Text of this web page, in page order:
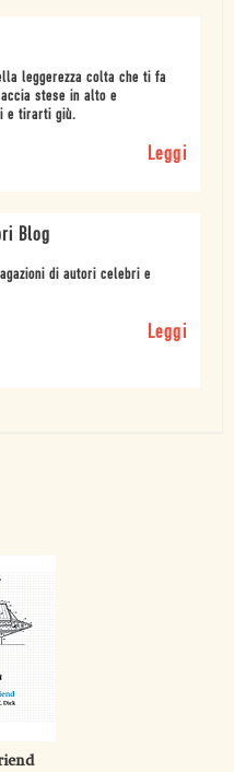
leggerezza colta che ti fa
stese in alto e
e tirarti giù.
Leggi
Blog
di autori celebri e
Leggi